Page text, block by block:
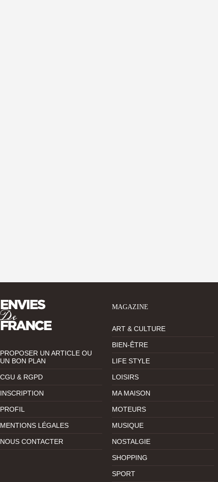
PROPOSER UN ARTICLE OU
UN BON PLAN
CGU & RGPD
INSCRIPTION
PROFIL
MENTIONS LÉGALES
NOUS CONTACTER
MAGAZINE
ART & CULTURE
BIEN-ÊTRE
LIFE STYLE
LOISIRS
MA MAISON
MOTEURS
MUSIQUE
NOSTALGIE
SHOPPING
SPORT